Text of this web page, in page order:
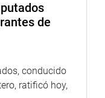
de
conducido
ratificó hoy,